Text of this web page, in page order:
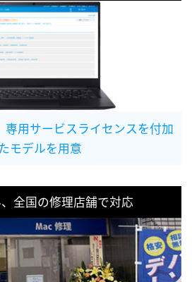
専用サービスライセンスを付加
モデルを用意
全国の修理店舗で対応